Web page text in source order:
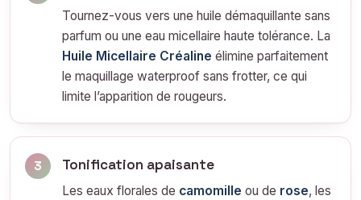
Tournez-vous vers une huile démaquillante sans
parfum ou une eau micellaire haute tolérance. La
Huile Micellaire Créaline élimine parfaitement
le maquillage waterproof sans frotter, ce qui
limite l’apparition de rougeurs.
3 Tonification apaisante
Les eaux florales de camomille ou de rose, les